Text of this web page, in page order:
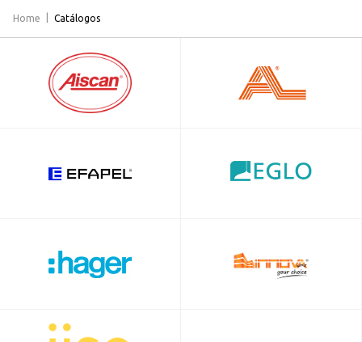
Home Catálogos